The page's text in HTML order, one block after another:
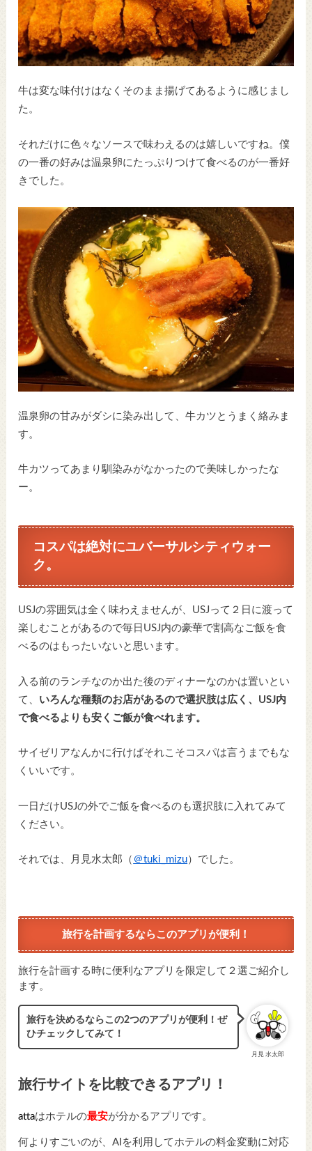
牛は変な味付けはなくそのまま揚げてあるように感じまし
た。
それだけに色々なソースで味わえるのは嬉しいですね。僕
の一番の好みは温泉卵にたっぷりつけて食べるのが一番好
きでした。
温泉卵の甘みがダシに染み出して、牛カツとうまく絡みま
す。
牛カツってあまり馴染みがなかったので美味しかったな
ー。
コスパは絶対にユバーサルシティウォー
ク。
USJの雰囲気は全く味わえませんが、USJって２日に渡って
楽しむことがあるので毎日USJ内の豪華で割高なご飯を食
べるのはもったいないと思います。
入る前のランチなのか出た後のディナーなのかは置いとい
て、 いろんな種類のお店があるので選択肢は広く、USJ内
で食べるよりも安くご飯が食べれます。
サイゼリアなんかに行けばそれこそコスパは言うまでもな
くいいです。
一日だけUSJの外でご飯を食べるのも選択肢に入れてみて
ください。
それでは、月見水太郎（ ＠tuki_mizu）でした。
旅行を計画するならこのアプリが便利！
旅行を計画する時に便利なアプリを限定して２選ご紹介し
ます。
月見 水太郎
旅行を決めるならこの2つのアプリが便利！ぜ
ひチェックしてみて！
旅行サイトを比較できるアプリ！
attaはホテルの最安が分かるアプリです。
何よりすごいのが、AIを利用してホテルの料金変動に対応